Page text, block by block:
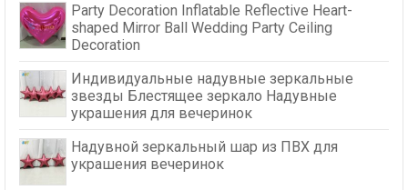
Party Decoration Inflatable Reflective Heart-
shaped Mirror Ball Wedding Party Ceiling
Decoration
Индивидуальные надувные зеркальные
звезды Блестящее зеркало Надувные
украшения для вечеринок
Надувной зеркальный шар из ПВХ для
украшения вечеринок